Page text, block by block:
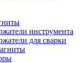
инструмента
для сварки